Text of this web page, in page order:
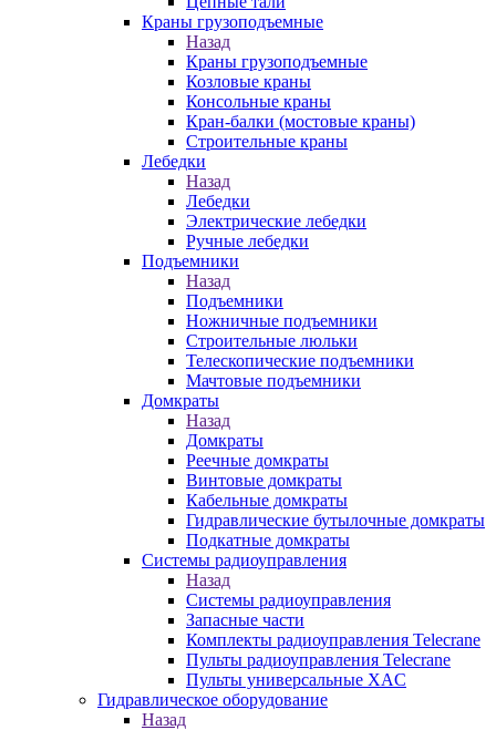
Краны грузоподъемные
Назад
Краны грузоподъемные
Козловые краны
Консольные краны
Кран-балки (мостовые краны)
Строительные краны
Лебедки
Назад
Лебедки
Электрические лебедки
Ручные лебедки
Подъемники
Назад
Подъемники
Ножничные подъемники
Строительные люльки
Телескопические подъемники
Мачтовые подъемники
Домкраты
Назад
Домкраты
Реечные домкраты
Винтовые домкраты
Кабельные домкраты
Гидравлические бутылочные домкраты
Подкатные домкраты
Системы радиоуправления
Назад
Системы радиоуправления
Запасные части
Комплекты радиоуправления Telecrane
Пульты радиоуправления Telecrane
Пульты универсальные XAC
Гидравлическое оборудование
Назад